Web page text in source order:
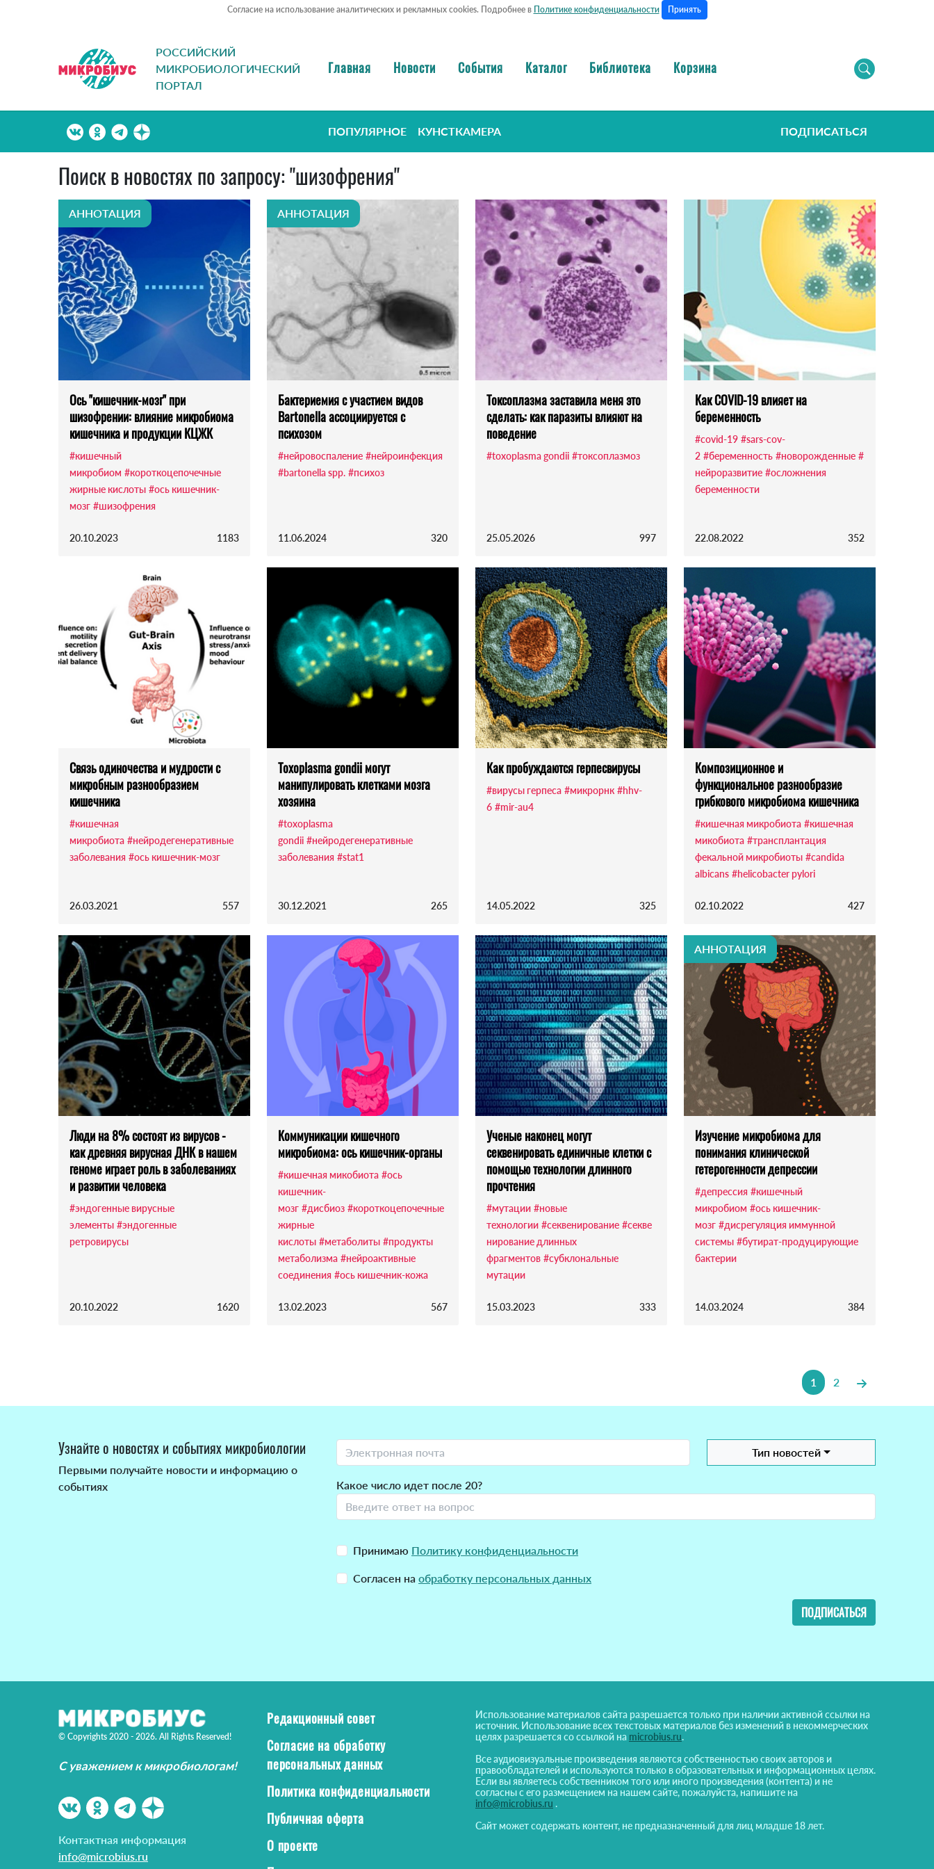
Согласие на использование аналитических и рекламных cookies. Подробнее в Политике конфиденциальности Принять
РОССИЙСКИЙ
МИКРОБИОЛОГИЧЕСКИЙ
ПОРТАЛ
Главная Новости События Каталог Библиотека Корзина
ПОПУЛЯРНОЕ КУНСТКАМЕРА ПОДПИСАТЬСЯ
Поиск в новостях по запросу: "шизофрения"
АННОТАЦИЯ
Ось "кишечник-мозг" при
шизофрении: влияние микробиома
кишечника и продукции КЦЖК
#кишечный
микробиом #короткоцепочечные
жирные кислоты #ось кишечник-
мозг #шизофрения
20.10.2023 1183
АННОТАЦИЯ
Бактериемия с участием видов
Bartonella ассоциируется с
психозом
#нейровоспаление #нейроинфекция
#bartonella spp. #психоз
11.06.2024 320
Токсоплазма заставила меня это
сделать: как паразиты влияют на
поведение
#toxoplasma gondii #токсоплазмоз
25.05.2026 997
Как COVID-19 влияет на
беременность
#covid-19 #sars-cov-
2 #беременность #новорожденные #
нейроразвитие #осложнения
беременности
22.08.2022 352
Связь одиночества и мудрости с
микробным разнообразием
кишечника
#кишечная
микробиота #нейродегенеративные
заболевания #ось кишечник-мозг
26.03.2021 557
Toxoplasma gondii могут
манипулировать клетками мозга
хозяина
#toxoplasma
gondii #нейродегенеративные
заболевания #stat1
30.12.2021 265
Как пробуждаются герпесвирусы
#вирусы герпеса #микрорнк #hhv-
6 #mir-au4
14.05.2022 325
Композиционное и
функциональное разнообразие
грибкового микробиома кишечника
#кишечная микробиота #кишечная
микобиота #трансплантация
фекальной микробиоты #candida
albicans #helicobacter pylori
02.10.2022 427
Люди на 8% состоят из вирусов -
как древняя вирусная ДНК в нашем
геноме играет роль в заболеваниях
и развитии человека
#эндогенные вирусные
элементы #эндогенные
ретровирусы
20.10.2022 1620
Коммуникации кишечного
микробиома: ось кишечник-органы
#кишечная микобиота #ось
кишечник-
мозг #дисбиоз #короткоцепочечные
жирные
кислоты #метаболиты #продукты
метаболизма #нейроактивные
соединения #ось кишечник-кожа
13.02.2023 567
Ученые наконец могут
секвенировать единичные клетки с
помощью технологии длинного
прочтения
#мутации #новые
технологии #секвенирование #секве
нирование длинных
фрагментов #субклональные
мутации
15.03.2023 333
АННОТАЦИЯ
Изучение микробиома для
понимания клинической
гетерогенности депрессии
#депрессия #кишечный
микробиом #ось кишечник-
мозг #дисрегуляция иммунной
системы #бутират-продуцирующие
бактерии
14.03.2024 384
1 2
Узнайте о новостях и событиях микробиологии
Первыми получайте новости и информацию о
событиях
Тип новостей
Какое число идет после 20?
Принимаю Политику конфиденциальности
Согласен на обработку персональных данных
ПОДПИСАТЬСЯ
© Copyrights 2020 - 2026. All Rights Reserved!
С уважением к микробиологам!
Контактная информация
info@microbius.ru
Редакционный совет
Согласие на обработку
персональных данных
Политика конфиденциальности
Публичная оферта
О проекте
Использование материалов сайта разрешается только при наличии активной ссылки на
источник. Использование всех текстовых материалов без изменений в некоммерческих
целях разрешается со ссылкой на microbius.ru.
Все аудиовизуальные произведения являются собственностью своих авторов и
правообладателей и используются только в образовательных и информационных целях.
Если вы являетесь собственником того или иного произведения (контента) и не
согласны с его размещением на нашем сайте, пожалуйста, напишите на
info@microbius.ru .
Сайт может содержать контент, не предназначенный для лиц младше 18 лет.